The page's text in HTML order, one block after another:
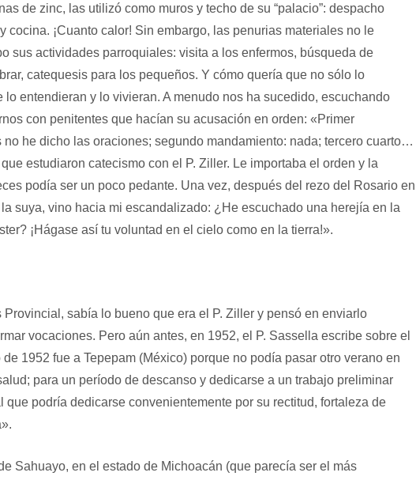
de zinc, las utilizó como muros y techo de su “palacio”: despacho
cocina. ¡Cuanto calor! Sin embargo, las penurias materiales no le
sus actividades parroquiales: visita a los enfermos, búsqueda de
catequesis para los pequeños. Y cómo quería que no sólo lo
lo entendieran y lo vivieran. A menudo nos ha sucedido, escuchando
con penitentes que hacían su acusación en orden: «Primer
no he dicho las oraciones; segundo mandamiento: nada; tercero cuarto…
estudiaron catecismo con el P. Ziller. Le importaba el orden y la
podía ser un poco pedante. Una vez, después del rezo del Rosario en
suya, vino hacia mi escandalizado: ¿He escuchado una herejía en la
¡Hágase así tu voluntad en el cielo como en la tierra!».
Provincial, sabía lo bueno que era el P. Ziller y pensó en enviarlo
vocaciones. Pero aún antes, en 1952, el P. Sassella escribe sobre el
de 1952 fue a Tepepam (México) porque no podía pasar otro verano en
para un período de descanso y dedicarse a un trabajo preliminar
que podría dedicarse convenientemente por su rectitud, fortaleza de
Sahuayo, en el estado de Michoacán (que parecía ser el más